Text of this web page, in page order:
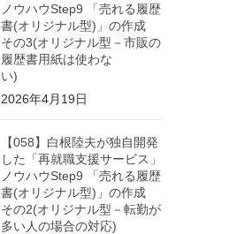
ノウハウStep9 「売れる履歴
書(オリジナル型)」の作成
その3(オリジナル型－市販の
履歴書用紙は使わな
い)
2026年4月19日
【058】白根陸夫が独自開発
した「再就職支援サービス」
ノウハウStep9 「売れる履歴
書(オリジナル型)」の作成
その2(オリジナル型－転勤が
多い人の場合の対応)